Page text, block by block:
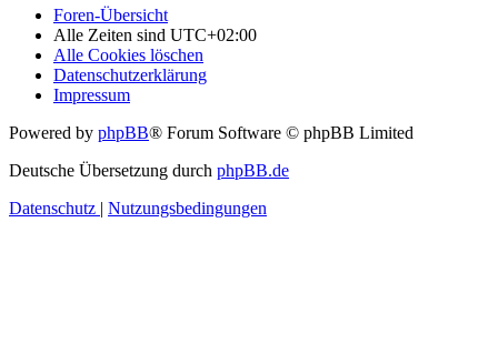
Foren-Übersicht
Alle Zeiten sind UTC+02:00
Alle Cookies löschen
Datenschutzerklärung
Impressum
Powered by phpBB® Forum Software © phpBB Limited
Deutsche Übersetzung durch phpBB.de
Datenschutz | Nutzungsbedingungen